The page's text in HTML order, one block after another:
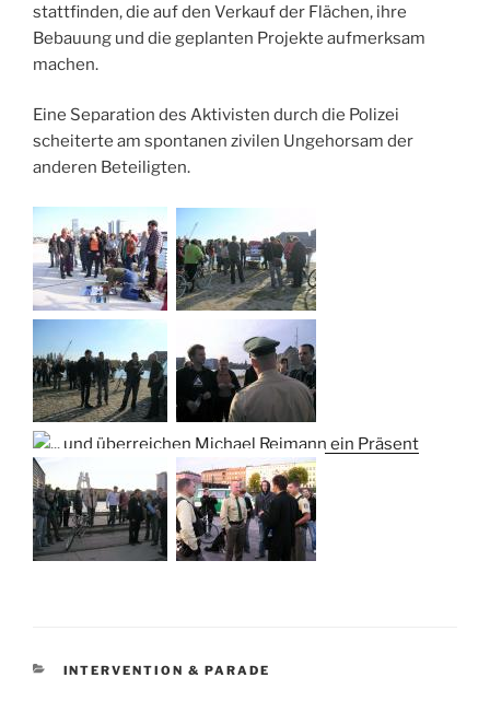
stattfinden, die auf den Verkauf der Flächen, ihre
Bebauung und die geplanten Projekte aufmerksam
machen.
Eine Separation des Aktivisten durch die Polizei
scheiterte am spontanen zivilen Ungehorsam der
anderen Beteiligten.
KATEGORIEN
INTERVENTION & PARADE